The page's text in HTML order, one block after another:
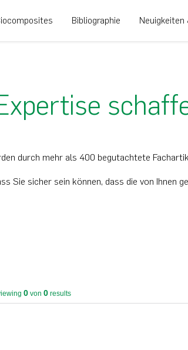
Bibliographie
durch mehr als 400 begutachtete
Sie sicher sein können, dass die von Ihnen
0von 0results